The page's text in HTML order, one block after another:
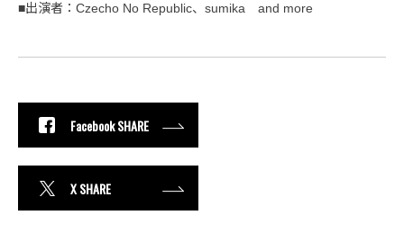
■出演者：Czecho No Republic、sumika and more
Facebook SHARE
X SHARE